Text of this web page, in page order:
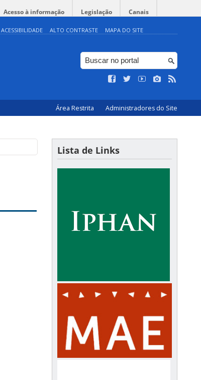
Acesso à informação Legislação Canais
ACESSIBILIDADE ALTO CONTRASTE MAPA DO SITE
Área Restrita Administradores do Site
Lista de Links